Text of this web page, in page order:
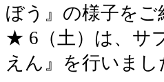
ぼう』の様子を
★ 6（土）は、サ
えん』を行いま